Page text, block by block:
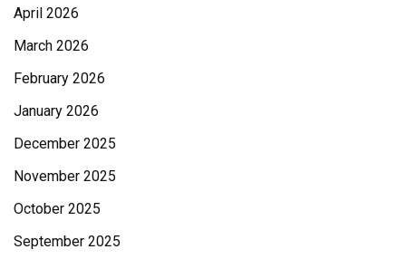
April 2026
March 2026
February 2026
January 2026
December 2025
November 2025
October 2025
September 2025